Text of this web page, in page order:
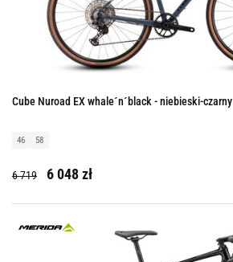
Cube Nuroad EX whale´n´black - niebieski-czarny
46 58
6 719 6 048 zł